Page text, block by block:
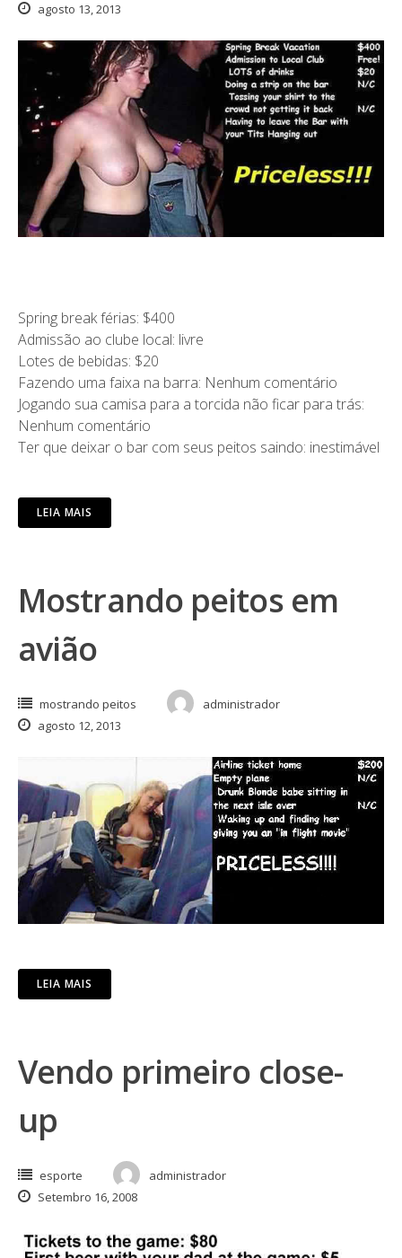
agosto 13, 2013
Spring break férias: $400
Admissão ao clube local: livre
Lotes de bebidas: $20
Fazendo uma faixa na barra: Nenhum comentário
Jogando sua camisa para a torcida não ficar para trás:
Nenhum comentário
Ter que deixar o bar com seus peitos saindo: inestimável
LEIA MAIS
Mostrando peitos em
avião
mostrando peitos
administrador
agosto 12, 2013
LEIA MAIS
Vendo primeiro close-
up
esporte
administrador
Setembro 16, 2008